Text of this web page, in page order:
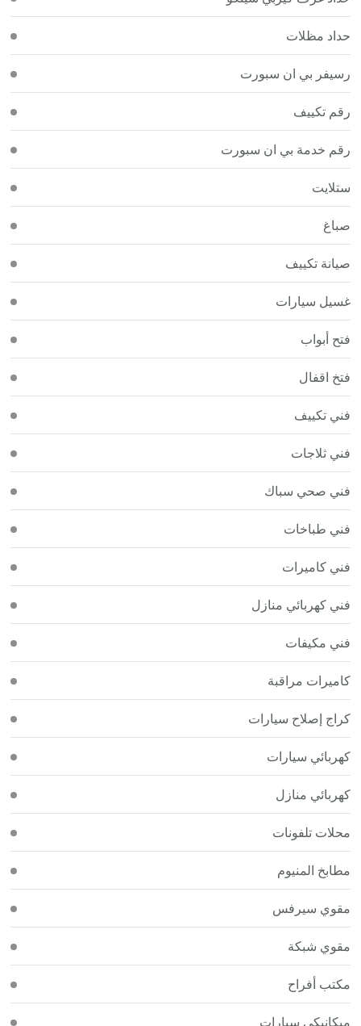
حداد مظلات
رسيفر بي ان سبورت
رقم تكييف
رقم خدمة بي ان سبورت
ستلايت
صباغ
صيانة تكييف
غسيل سيارات
فتح أبواب
فتخ اقفال
فني تكييف
فني ثلاجات
فني صحي سباك
فني طباخات
فني كاميرات
فني كهربائي منازل
فني مكيفات
كاميرات مراقبة
كراج إصلاح سيارات
كهربائي سيارات
كهربائي منازل
محلات تلفونات
مطابخ المنيوم
مقوي سيرفس
مقوي شبكة
مكتب أفراح
ميكانيكي سيارات